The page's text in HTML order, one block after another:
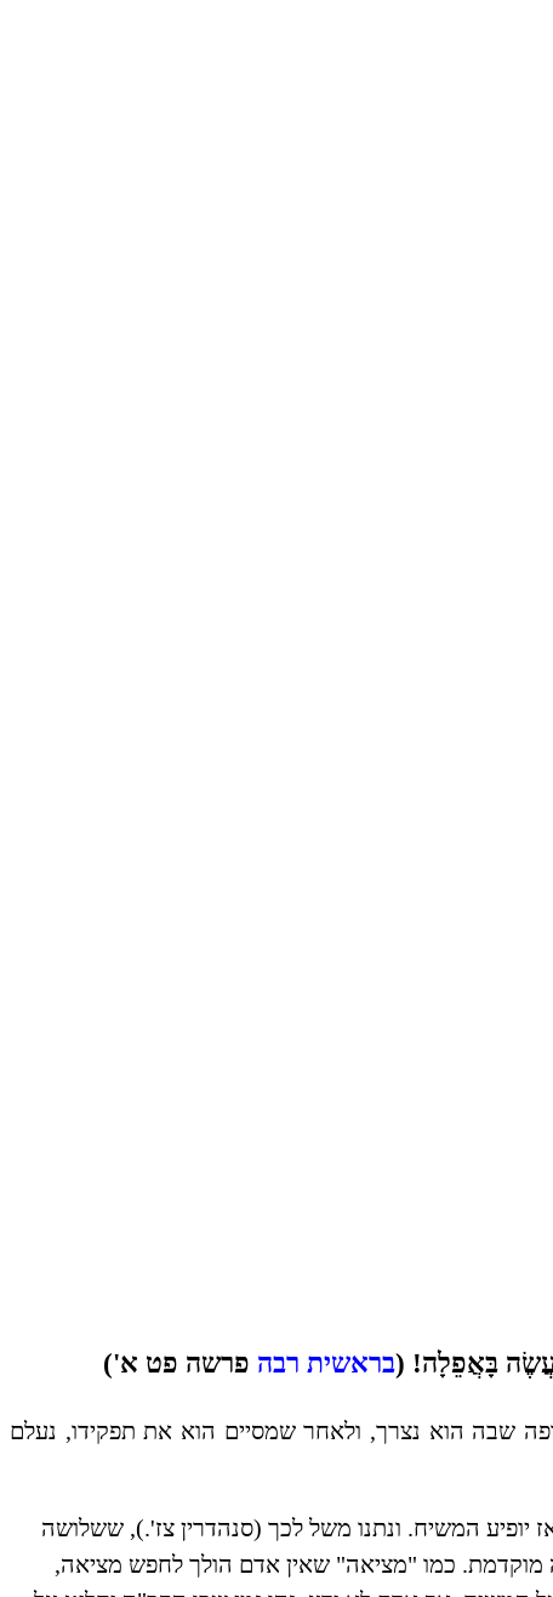
בָּאֲפֵלָה! (בראשית רבה פרשה פט א')
שבה הוא נצרך, ולאחר שמסיים הוא את תפקידו, נעלם
יופיע המשיח. ונתנו משל לכך (סנהדרין צז'.), ששלושה
כמו "מציאה" שאין אדם הולך לחפש מציאה,